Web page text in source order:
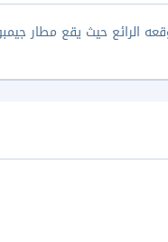
جيمبو علي بُعد حوالي 4.3 كم، وتقع محطة